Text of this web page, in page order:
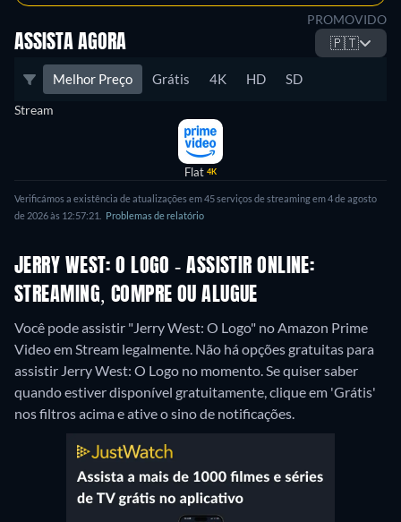
PROMOVIDO
ASSISTA AGORA 🇵🇹
Melhor Preço Grátis 4K HD SD
Stream
Flat 4K
Verificámos a existência de atualizações em 45 serviços de streaming em 4 de agosto
de 2026 às 12:57:21.
Problemas de relatório
JERRY WEST: O LOGO - ASSISTIR ONLINE:
STREAMING, COMPRE OU ALUGUE
Você pode assistir "Jerry West: O Logo" no Amazon Prime
Video em Stream legalmente. Não há opções gratuitas para
assistir Jerry West: O Logo no momento. Se quiser saber
quando estiver disponível gratuitamente, clique em 'Grátis'
nos filtros acima e ative o sino de notificações.